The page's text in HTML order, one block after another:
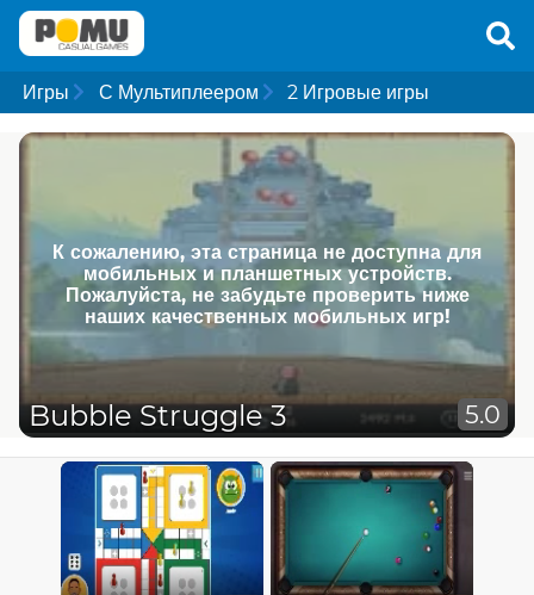
Игры С Мультиплеером 2 Игровые игры
К сожалению, эта страница не доступна для
мобильных и планшетных устройств.
Пожалуйста, не забудьте проверить ниже
наших качественных мобильных игр!
Bubble Struggle 3 5.0